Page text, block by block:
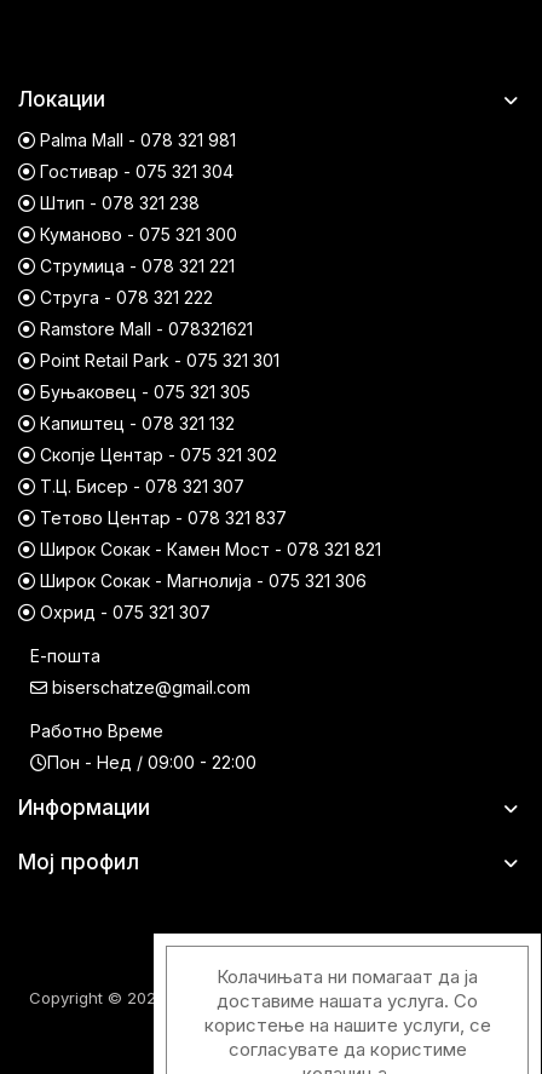
Локации
Palma Mall - 078 321 981
Гостивар - 075 321 304
Штип - 078 321 238
Куманово - 075 321 300
Струмица - 078 321 221
Струга - 078 321 222
Ramstore Mall - 078321621
Point Retail Park - 075 321 301
Буњаковец - 075 321 305
Капиштец - 078 321 132
Скопје Центар - 075 321 302
Т.Ц. Бисер - 078 321 307
Тетово Центар - 078 321 837
Широк Сокак - Камен Мост - 078 321 821
Широк Сокак - Магнолија - 075 321 306
Охрид - 075 321 307
Е-пошта
biserschatze@gmail.com
Работно Време
Пон - Нед / 09:00 - 22:00
Информации
Мој профил
Copyright © 2026 Шатци Парфимерии. Сите права задржани.
Колачињата ни помагаат да ја
доставиме нашата услуга. Со
користење на нашите услуги, се
согласувате да користиме